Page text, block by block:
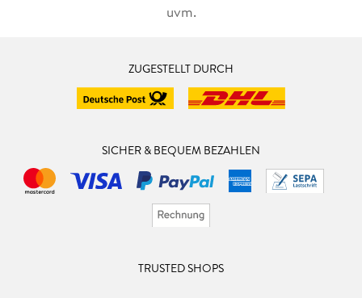
uvm.
ZUGESTELLT DURCH
SICHER & BEQUEM BEZAHLEN
TRUSTED SHOPS